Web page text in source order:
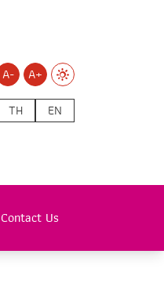
A-
A+
TH
EN
Contact Us